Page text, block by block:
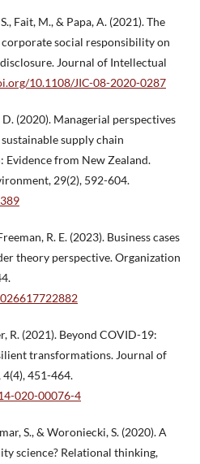
Fait, M., & Papa, A. (2021). The
social responsibility on
Journal of Intellectual
10.1108/JIC-08-2020-0287
D. (2020). Managerial perspectives
supply chain
Evidence from New Zealand.
29(2), 592-604.
R. E. (2023). Business cases
theory perspective. Organization
R. (2021). Beyond COVID-19:
transformations. Journal of
451-464.
020-00076-4
S., & Woroniecki, S. (2020). A
science? Relational thinking,